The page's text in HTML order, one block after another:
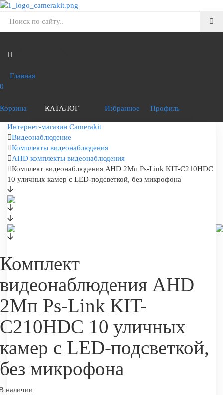
Главная
0
Корзина КАТАЛОГ Избранное Профиль
Интернет-магазин Camerakit
Видеонаблюдение
Комплекты видеонаблюдения
AHD комплекты видеонаблюдения
Комплект видеонаблюдения AHD 2Мп Ps-Link KIT-C210HDC
10 уличных камер с LED-подсветкой, без микрофона
Комплект
видеонаблюдения AHD
2Мп Ps-Link KIT-
C210HDC 10 уличных
камер с LED-подсветкой,
без микрофона
наличии